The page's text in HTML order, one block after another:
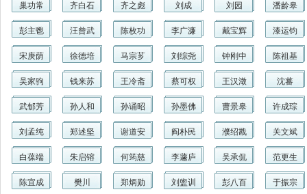
巢功常 齐白石 齐之彪 刘成 刘园 潘龄皋
彭主鬯 汪曾武 陈枚功 李广濂 戴宝辉 漆运钧
宋庚荫 徐德培 马宗芗 刘综尧 钟刚中 陈祖基
吴家驹 钱来苏 王冷斋 蔡可权 王汉澂 沈蕃
武郁芳 孙人和 孙诵昭 孙墨佛 曹景皋 许成琮
刘孟纯 郑述坚 谢道安 阎朴民 濮绍戡 关文斌
白葆端 朱启镕 何筠慈 李蘧庐 吴承侃 范更生
陈宜成 樊川 郑炳勋 刘盥训 彭八百 于振宗